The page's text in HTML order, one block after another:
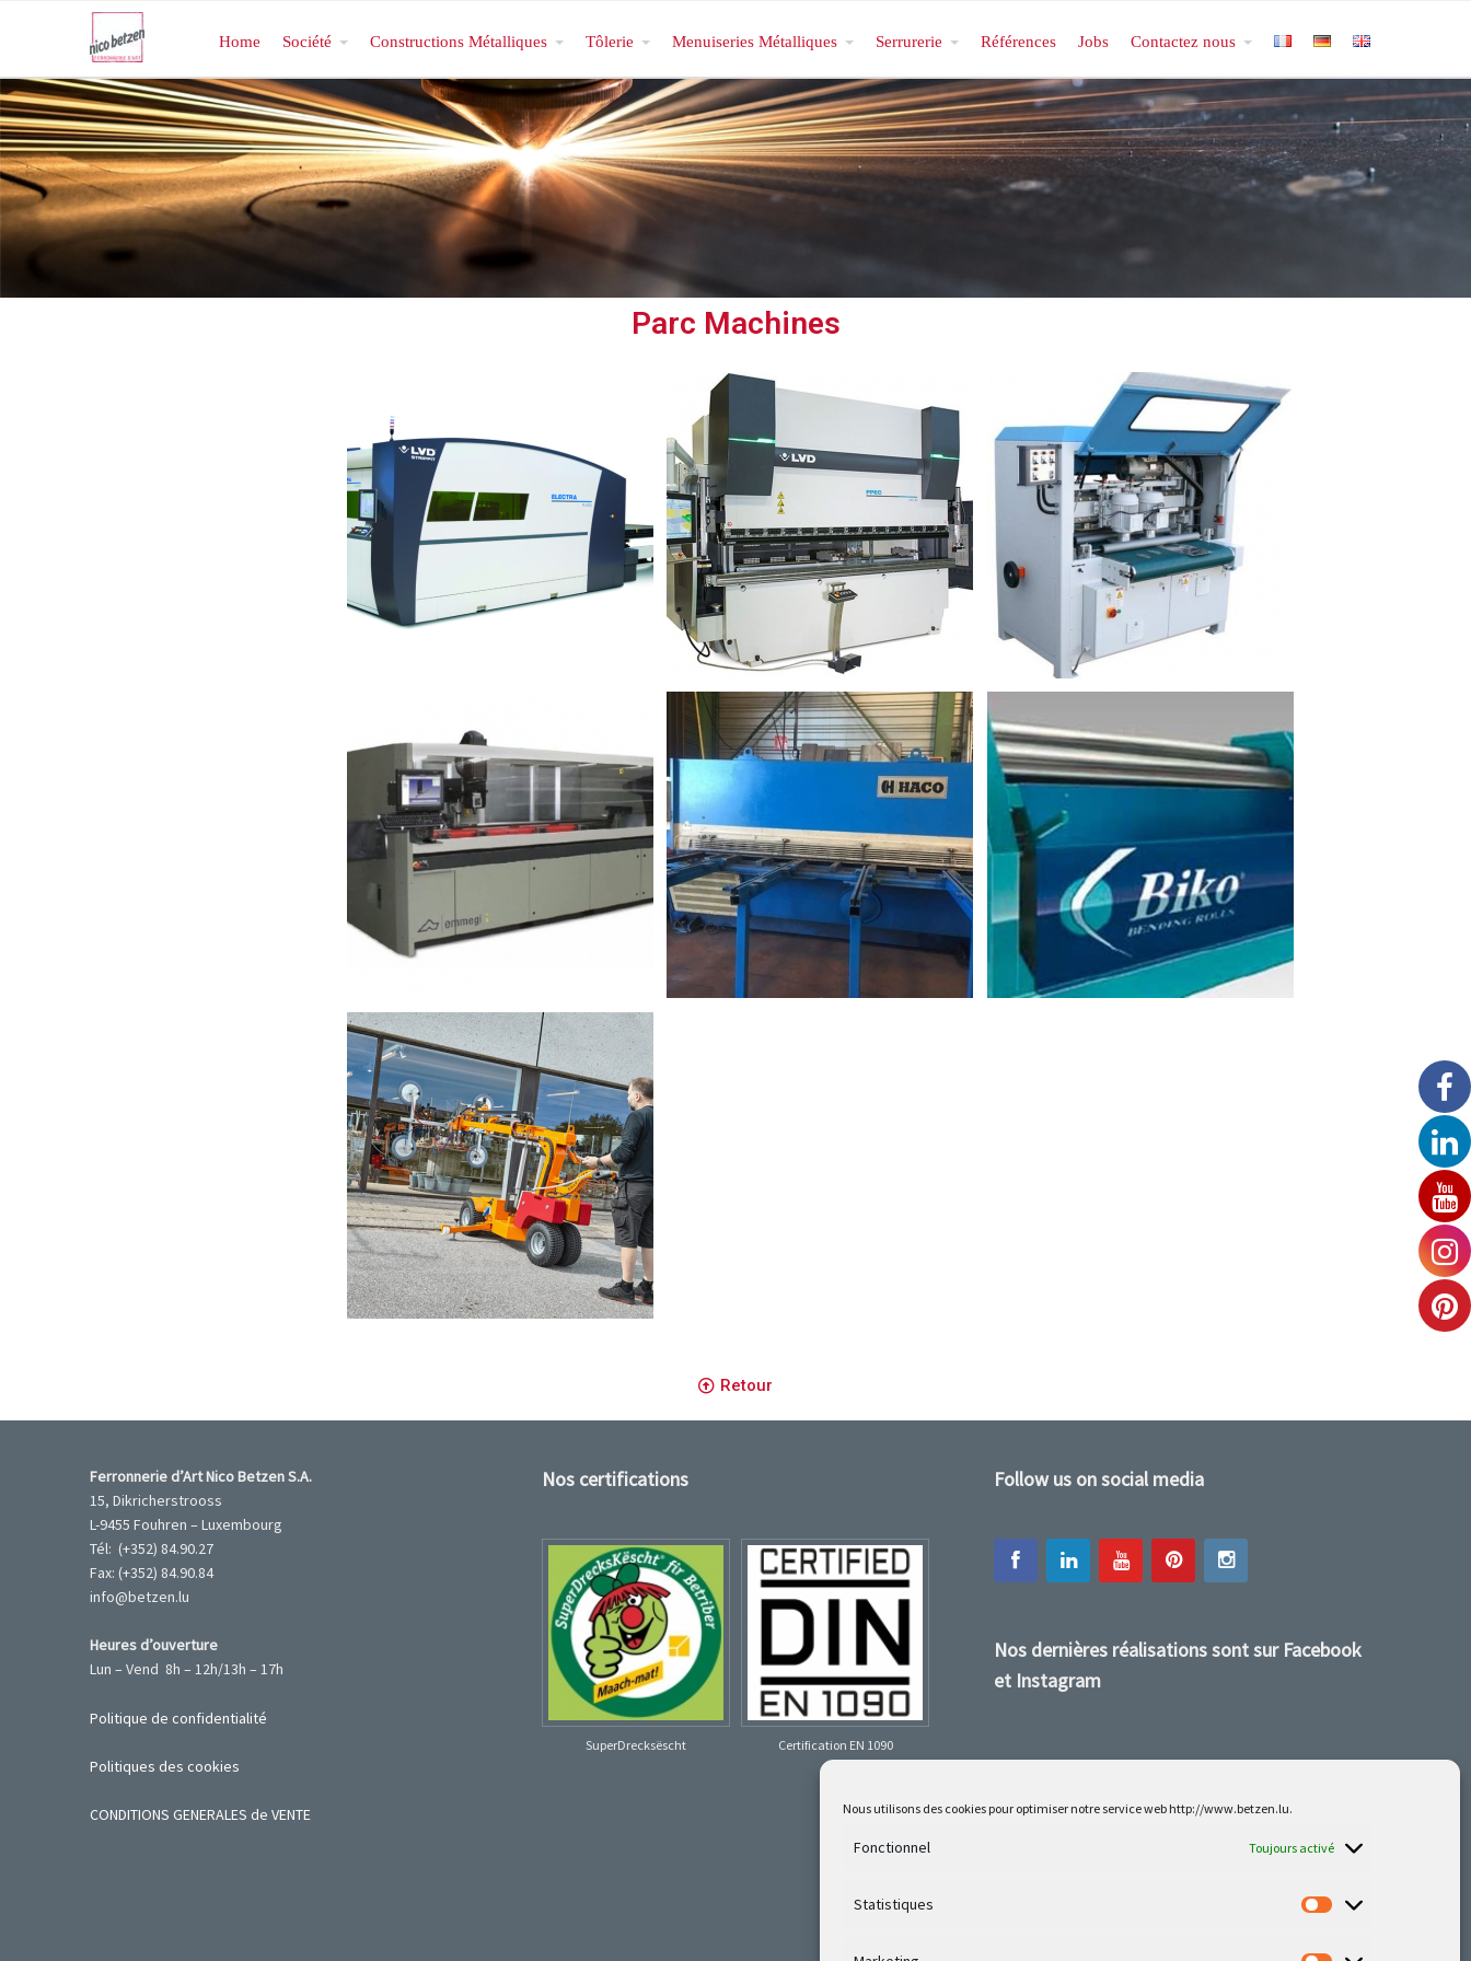
Nous utilisons des cookies pour optimiser notre service web http://www.betzen.lu.
Fonctionnel Toujours activé
Statistiques
Home Société Constructions Métalliques Tôlerie Menuiseries Métalliques Serrurerie Références Jobs Contactez nous
Parc Machines
LVD Plieuse Esay-Form
Centre d'usinage CNC à 3+1 axes Phantomatic M3
Retour
Ferronnerie d’Art Nico Betzen S.A.
15, Dikricherstrooss
L-9455 Fouhren – Luxembourg
Tél: (+352) 84.90.27
Fax: (+352) 84.90.84
info@betzen.lu
Heures d’ouverture
Lun – Vend 8h – 12h/13h – 17h
Politique de confidentialité
Politiques des cookies
CONDITIONS GENERALES de VENTE
Nos certifications
SuperDrecksëscht Certification EN 1090
Follow us on social media
Nos dernières réalisations sont sur Facebook
et Instagram